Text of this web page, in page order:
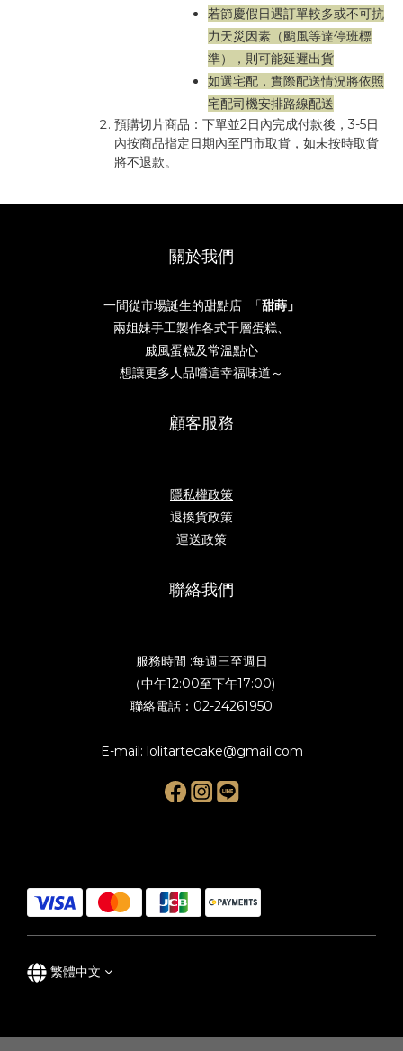
若節慶假日遇訂單較多或不可抗
力天災因素（颱風等達停班標
準），則可能延遲出貨
如選宅配，實際配送情況將依照
宅配司機安排路線配送
預購切片商品：下單並2日內完成付款後，3-5日
內按商品指定日期內至門市取貨，如未按時取貨
將不退款。
關於我們
一間從市場誕生的甜點店 「甜蒔」
兩姐妹手工製作各式千層蛋糕、
戚風蛋糕及常溫點心
想讓更多人品嚐這幸福味道～
顧客服務
隱私權政策
退換貨政策
運送政策
聯絡我們
服務時間 :每週三至週日
（中午12:00至下午17:00)
聯絡電話：02-24261950
E-mail: lolitartecake@gmail.com
繁體中文